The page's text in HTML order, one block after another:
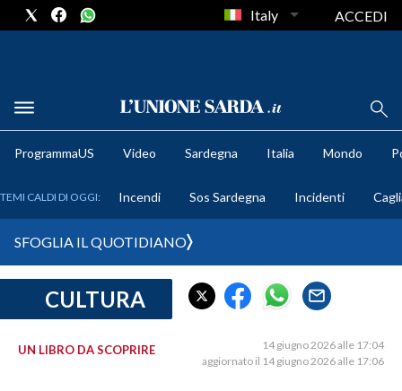
METEO
CRONACA SARDEGNA
PROVINCIA DI CAGLIARI
Italy ACCEDI
ProgrammaUS Video Sardegna Italia Mondo
TEMI CALDI DI OGGI: Incendi Sos Sardegna Incidenti
SFOGLIA IL QUOTIDIANO
CULTURA
UN LIBRO DA SCOPRIRE
14 giugno 2026 alle 17:04
aggiornato il 14 giugno 2026 alle 17:06